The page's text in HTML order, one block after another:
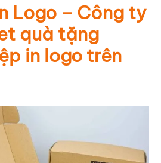
Logo – Công ty
quà tặng
in logo trên